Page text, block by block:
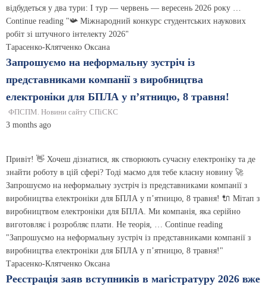
відбудеться у два тури: І тур — червень — вересень 2026 року …
Continue reading "📯 Міжнародний конкурс студентських наукових
робіт зі штучного інтелекту 2026"
Тарасенко-Клятченко Оксана
Запрошуємо на неформальну зустріч із
представниками компанії з виробництва
електроніки для БПЛА у п’ятницю, 8 травня!
ФПСПМ. Новини сайту СПіСКС
3 months ago
Привіт! 👋 Хочеш дізнатися, як створюють сучасну електроніку та де
знайти роботу в цій сфері? Тоді маємо для тебе класну новину 🚀
Запрошуємо на неформальну зустріч із представниками компанії з
виробництва електроніки для БПЛА у п’ятницю, 8 травня! 🔌 Мітап з
виробництвом електроніки для БПЛА. Ми компанія, яка серійно
виготовляє і розробляє плати. Не теорія, … Continue reading
"Запрошуємо на неформальну зустріч із представниками компанії з
виробництва електроніки для БПЛА у п’ятницю, 8 травня!"
Тарасенко-Клятченко Оксана
Реєстрація заяв вступників в магістратуру 2026 вже